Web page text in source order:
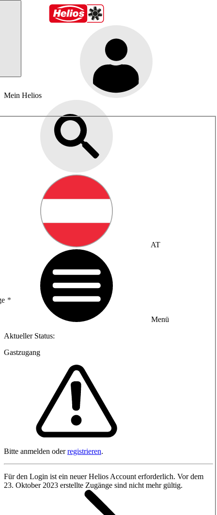
Mein Helios
AT
Menü
Aktueller Status:
Gastzugang
Bitte anmelden oderregistrieren.
Für den Login ist ein neuer Helios Account erforderlich. Vor dem
23. Oktober 2023 erstellte Zugänge sind nicht mehr gültig.